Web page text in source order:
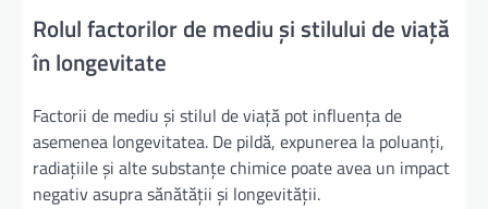
Rolul factorilor de mediu și stilului de viață
în longevitate
Factorii de mediu și stilul de viață pot influența de
asemenea longevitatea. De pildă, expunerea la poluanți,
radiațiile și alte substanțe chimice poate avea un impact
negativ asupra sănătății și longevității.